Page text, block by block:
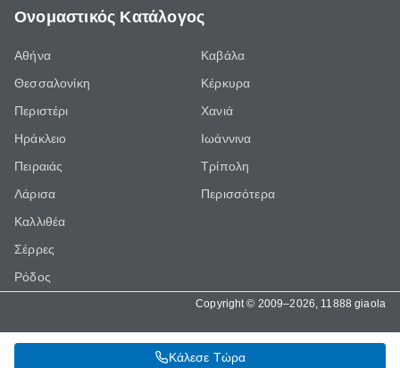
Κάλεσε Τώρα
Ονομαστικός Κατάλογος
Αθήνα
Θεσσαλονίκη
Περιστέρι
Ηράκλειο
Πειραιάς
Λάρισα
Καλλιθέα
Σέρρες
Ρόδος
Καβάλα
Κέρκυρα
Χανιά
Ιωάννινα
Τρίπολη
Περισσότερα
Copyright © 2009–2026, 11888 giaola